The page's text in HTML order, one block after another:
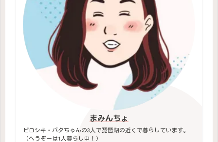
まみんちょ
ピロシキ・バタちゃんの3人で琵琶湖の近くで暮らしています。
（へうぞーは1人暮らし中！）